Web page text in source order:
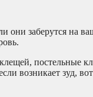
они заберутся на
постельные
возникает зуд,